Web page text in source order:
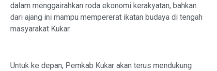
dalam menggairahkan roda ekonomi kerakyatan, bahkan
dari ajang ini mampu mempererat ikatan budaya di tengah
masyarakat Kukar.
Untuk ke depan, Pemkab Kukar akan terus mendukung